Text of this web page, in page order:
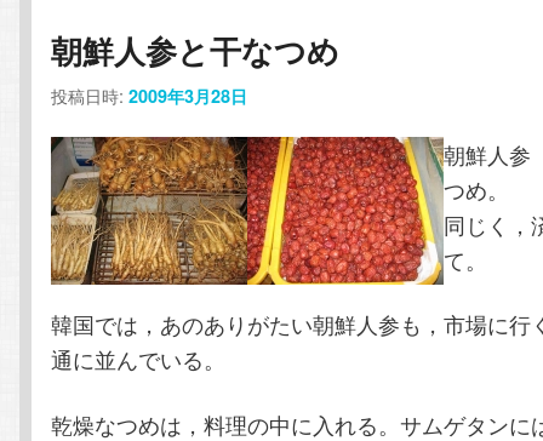
コ
ン
テ
ン
ツ
へ
ン
テ
ン
ツ
へ
移
朝鮮人参と干なつめ
投稿日時:2009年3月28日
朝鮮人参
つめ。
同じく，
て。
韓国では，あのありがたい朝鮮人参も，市場に行
通に並んでいる。
乾燥なつめは，料理の中に入れる。サムゲタンに